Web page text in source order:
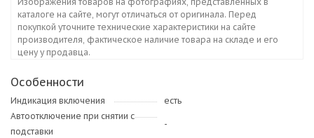
каталоге на сайте, могут отличаться от оригинала. Перед
покупкой уточните технические характеристики на сайте
производителя, фактическое наличие товара на складе и его
цену у продавца.
Особенности
Индикация включения
есть
Автоотключение при снятии с
подставки
-